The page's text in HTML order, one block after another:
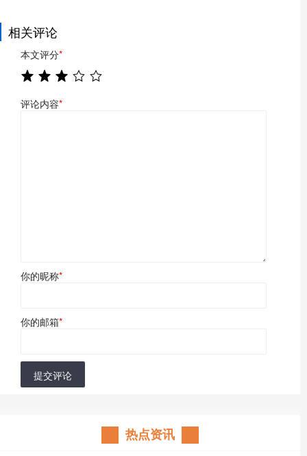
相关评论
本文评分*
评论内容*
你的昵称*
你的邮箱*
提交评论
热点资讯